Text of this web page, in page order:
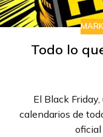
Todo lo
El Black
calendarios de
oficial